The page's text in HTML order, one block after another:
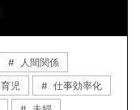
人間関係
育児
仕事効率化